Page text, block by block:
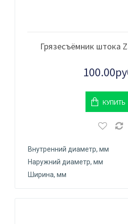
Грязесъёмник штока
КУПИТЬ
Внутренний диаметр, мм
Наружний диаметр, мм
Ширина, мм